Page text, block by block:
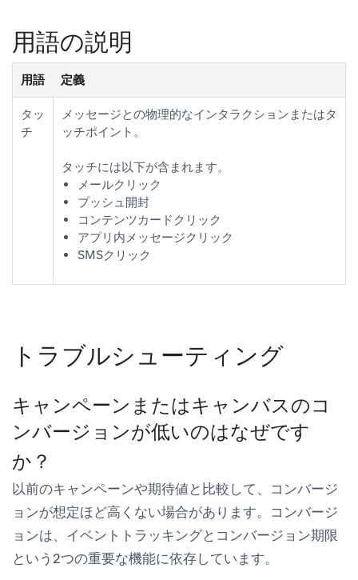
用語の説明
用語 定義
タッ
チ
メッセージとの物理的なインタラクションまたはタ
ッチポイント。
タッチには以下が含まれます。
メールクリック
プッシュ開封
コンテンツカードクリック
アプリ内メッセージクリック
SMSクリック
トラブルシューティング
キャンペーンまたはキャンバスのコ
ンバージョンが低いのはなぜです
か？
以前のキャンペーンや期待値と比較して、コンバージ
ョンが想定ほど高くない場合があります。コンバージ
ョンは、イベントトラッキングとコンバージョン期限
という2つの重要な機能に依存しています。